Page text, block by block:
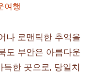
여행
나 로맨틱한 추억을
도 부안은 아름다운
한 곳으로, 당일치